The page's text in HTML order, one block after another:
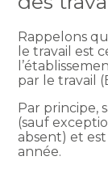
Rappelons
le travail est
par le travail
Par principe,
(sauf
absent) et
année.